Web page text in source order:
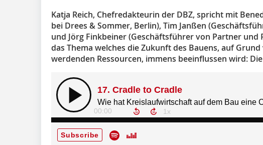
Katja Reich, Chefredakteurin der DBZ, spricht mit
bei Drees & Sommer, Berlin), Tim Janßen
und Jörg Finkbeiner (Geschäftsführer von Partner
das Thema welches die Zukunft des Bauens, auf
werdenden Ressourcen, immens beeinflussen wird: